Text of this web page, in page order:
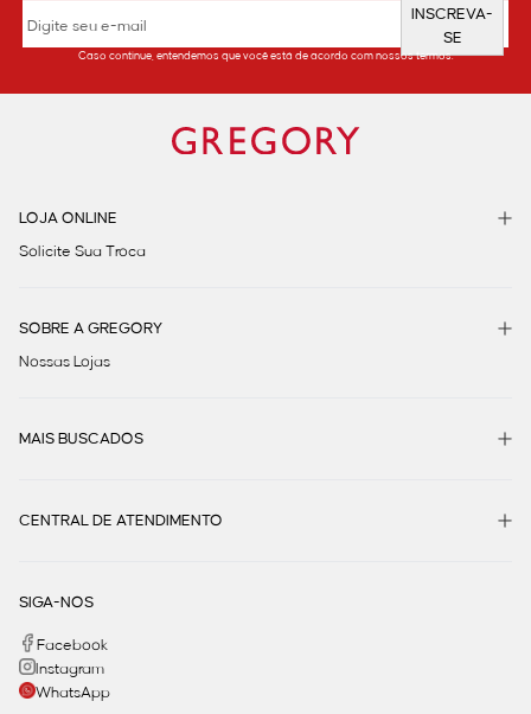
INSCREVA-
SE
Caso continue, entendemos que você está de acordo com nossos termos.
LOJA ONLINE
Solicite Sua Troca
SOBRE A GREGORY
Nossas Lojas
MAIS BUSCADOS
CENTRAL DE ATENDIMENTO
SIGA-NOS
Facebook
Instagram
WhatsApp